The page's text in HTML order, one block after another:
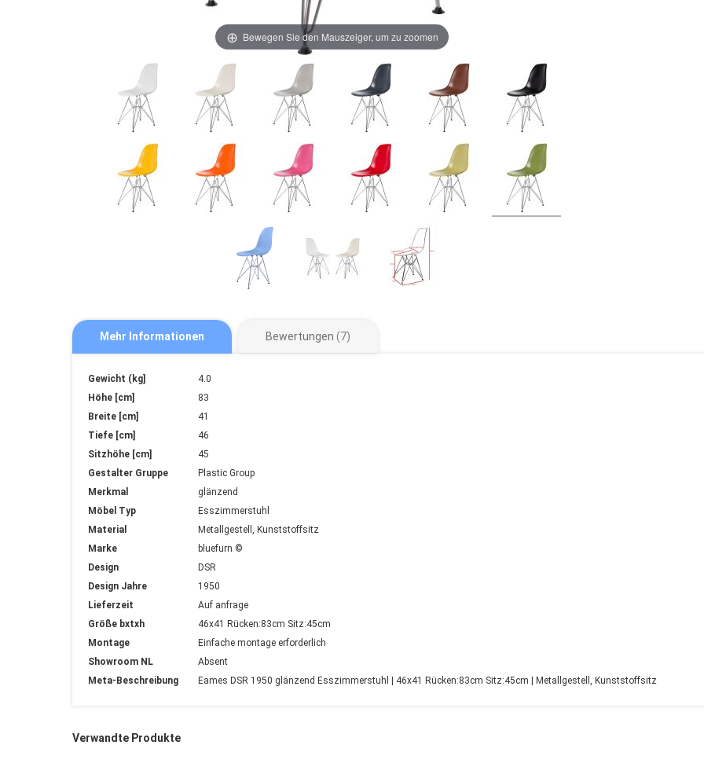
Bewegen Sie den Mauszeiger, um zu zoomen
Mehr Informationen
Mehr
Informationen
Gewicht (kg]
4.0
Höhe [cm]
83
Breite [cm]
41
Tiefe [cm]
46
Sitzhöhe [cm]
45
Gestalter Gruppe
Plastic Group
Merkmal
glänzend
Möbel Typ
Esszimmerstuhl
Material
Metallgestell, Kunststoffsitz
Marke
bluefurn ©
Design
DSR
Design Jahre
1950
Lieferzeit
Auf anfrage
Größe bxtxh
46x41 Rücken:83cm Sitz:45cm
Montage
Einfache montage erforderlich
Showroom NL
Absent
Meta-Beschreibung
Eames DSR 1950 glänzend Esszimmerstuhl | 46x41 Rücken:83cm Sitz:45cm | Metallgestell, Kunststoffsitz
Bewertungen 7
Verwandte Produkte